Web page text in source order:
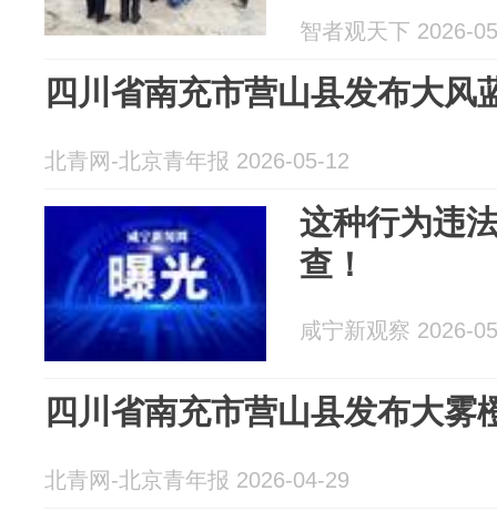
智者观天下 2026-
四川省南充市营山县发布大风
北青网-北京青年报 2026-05-12
这种行为违
查！
咸宁新观察 2026-
四川省南充市营山县发布大雾
北青网-北京青年报 2026-04-29